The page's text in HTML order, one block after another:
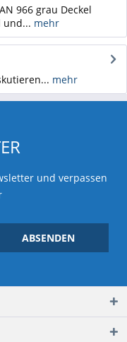
966 grau Deckel
und... mehr
mehr
und verpassen
ABSENDEN